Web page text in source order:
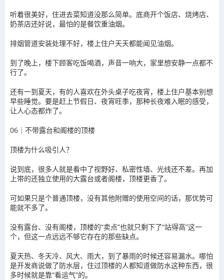
听着很美好，住进去菜知道没那么简单。底商开个饭店、烧烤店、
奶茶店还好说，最怕的是餐饮重油烟。
排烟管道安装处理不好，楼上住户天天都能闻见油烟。
到了晚上，楼下顾客吃饭喝酒，声音一响大，家里想安静一点都不
行了。
还有一到夏天，有的人喜欢在外头桌子吃夜宵，楼上住户基本别想
早些睡觉。要是赶上节假日、夜宵旺季，那种长夜难入眠的感受，
让人心态都炸了。
06｜不带露台和阁楼的顶楼
顶楼为什么吸引人？
说到底，很多人就是看中了视野好、私密性墙、光线还不差。再加
上带的还独立使用的大露台或者阁楼，顶楼更香了。
可如果只是个普通顶楼，没有其他附赠的使用空间的话，那优势可
能就不多了。
没有露台、没有阁楼，顶楼的“卖点”也就只剩下了“站得高”这一
个，但这一点远远不够它存在的那些缺点。
夏天热、冬天冷、风大、雨大，到了暴雨的时候还容易漏水。哪怕
是开发商说做了防水层，住过顶楼的人都知道做防水这种东西，很
多时候就是靠“看运气”的。